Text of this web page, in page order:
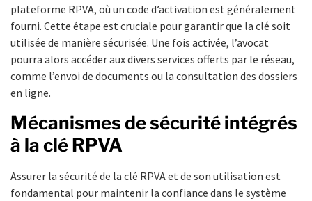
plateforme RPVA, où un code d’activation est généralement
fourni. Cette étape est cruciale pour garantir que la clé soit
utilisée de manière sécurisée. Une fois activée, l’avocat
pourra alors accéder aux divers services offerts par le réseau,
comme l’envoi de documents ou la consultation des dossiers
en ligne.
Mécanismes de sécurité intégrés
à la clé RPVA
Assurer la sécurité de la clé RPVA et de son utilisation est
fondamental pour maintenir la confiance dans le système